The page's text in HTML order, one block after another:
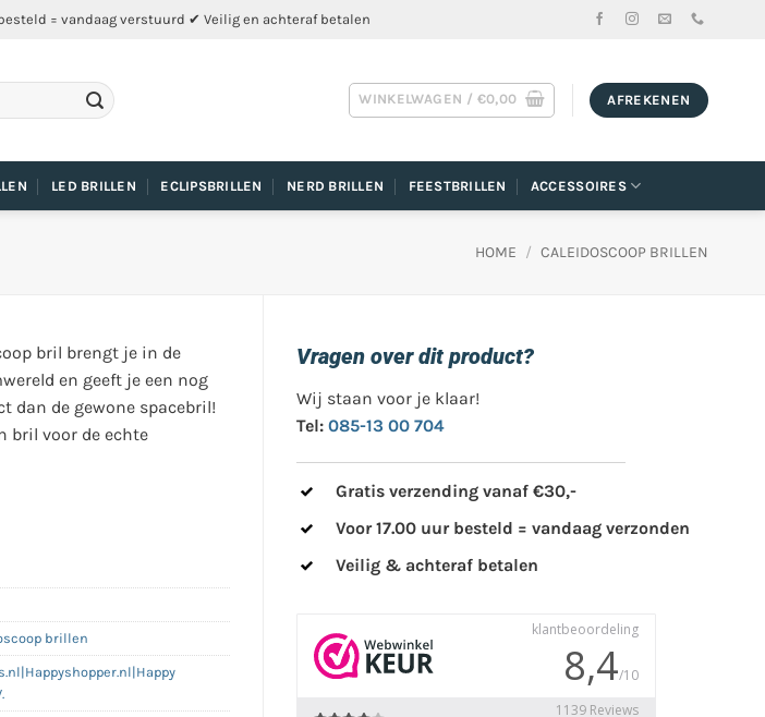
= vandaag verstuurd ✔ Veilig en achteraf betalen
WINKELWAGEN / €0,00 AFREKENEN
LED BRILLEN ECLIPSBRILLEN NERD BRILLEN FEESTBRILLEN ACCESSOIRES
HOME / CALEIDOSCOOP BRILLEN
bril brengt je in de
en geeft je een nog
dan de gewone spacebril!
bril voor de echte
brillen
Vragen over dit product?
Wij staan voor je klaar!
Tel: 085-13 00 704
Gratis verzending vanaf €30,-
Voor 17.00 uur besteld = vandaag verzonden
Veilig & achteraf betalen